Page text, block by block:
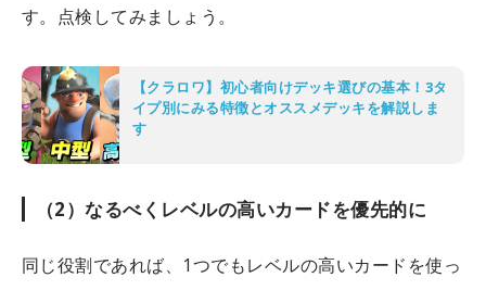
す。点検してみましょう。
【クラロワ】初心者向けデッキ選びの基本！3タ
イプ別にみる特徴とオススメデッキを解説しま
す
（2）なるべくレベルの高いカードを優先的に
同じ役割であれば、1つでもレベルの高いカードを使っ